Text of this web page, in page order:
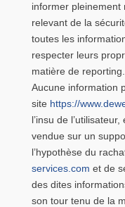
informer pleinement
relevant de la
toutes les
respecter leurs
matière de reporting.
Aucune information
site https://
l’insu de
vendue sur un
l’hypothèse du
services.com et de
des dites
son tour tenu de la